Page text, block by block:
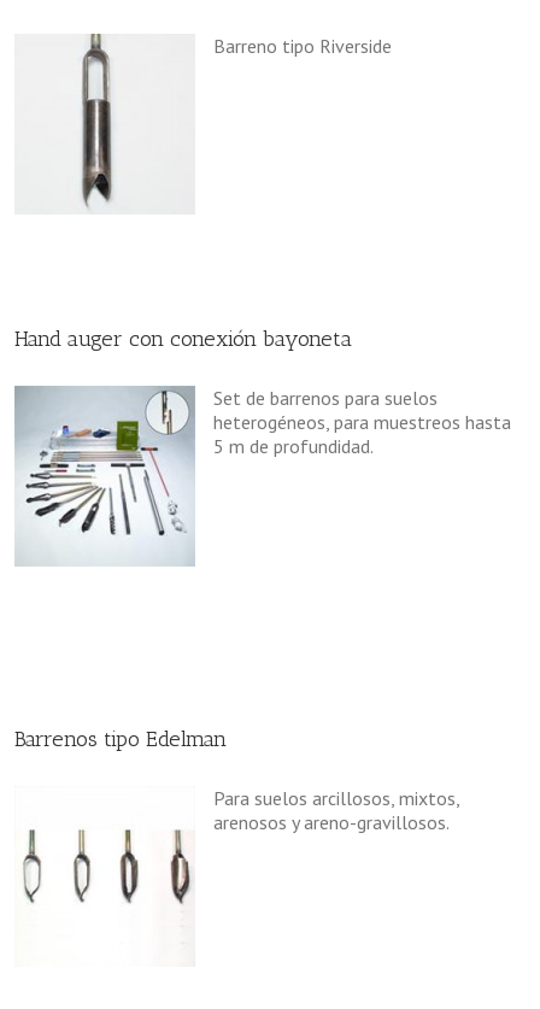
Barreno tipo Riverside
Hand auger con conexión bayoneta
Set de barrenos para suelos
heterogéneos, para muestreos hasta
5 m de profundidad.
Barrenos tipo Edelman
Para suelos arcillosos, mixtos,
arenosos y areno-gravillosos.